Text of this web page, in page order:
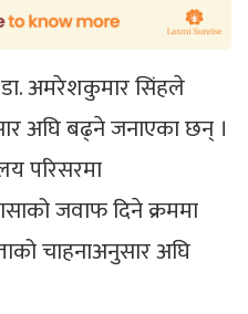
डा. अमरेशकुमार सिंहले
अघि बढ्ने जनाएका छन् ।
परिसरमा
जवाफ दिने क्रममा
चाहनाअनुसार अघि